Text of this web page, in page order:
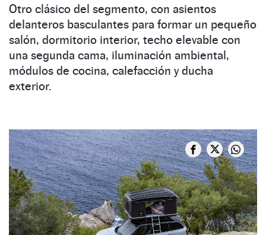
Otro clásico del segmento, con asientos
delanteros basculantes para formar un pequeño
salón, dormitorio interior, techo elevable con
una segunda cama, iluminación ambiental,
módulos de cocina, calefacción y ducha
exterior.